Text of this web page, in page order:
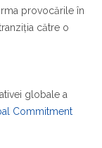
provocările în
către o
globale a
Commitment